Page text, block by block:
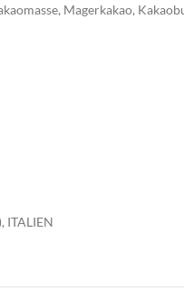
Magerkakao,
ITALIEN